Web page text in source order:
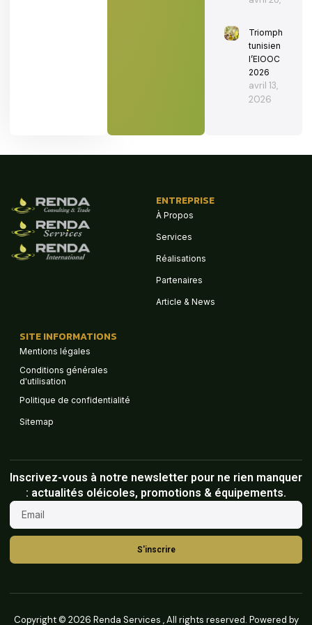
Triomphe
tunisien à
l’EIOOC
2026
avril 13,
2026
ENTREPRISE
À Propos
Services
Réalisations
Partenaires
Article & News
SITE INFORMATIONS
Mentions légales
Conditions générales
d'utilisation
Politique de confidentialité
Sitemap
Inscrivez-vous à notre newsletter pour ne rien manquer
: actualités oléicoles, promotions & équipements.
S'inscrire
Copyright © 2026 Renda Services , All rights reserved. Powered by